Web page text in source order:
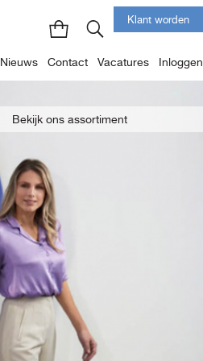
Nieuws Contact Vacatures Inloggen
Klant worden
Bekijk ons assortiment